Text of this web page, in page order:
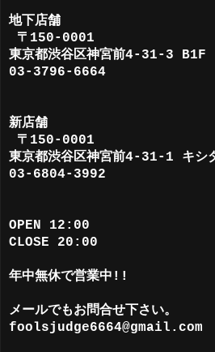
地下店舗
〒150-0001
東京都渋谷区神宮前4-31-3 B1F
03-3796-6664
新店舗
〒150-0001
東京都渋谷区神宮前4-31-1 キシ
03-6804-3992
OPEN 12:00
CLOSE 20:00
年中無休で営業中!!
メールでもお問合せ下さい。
foolsjudge6664@gmail.com